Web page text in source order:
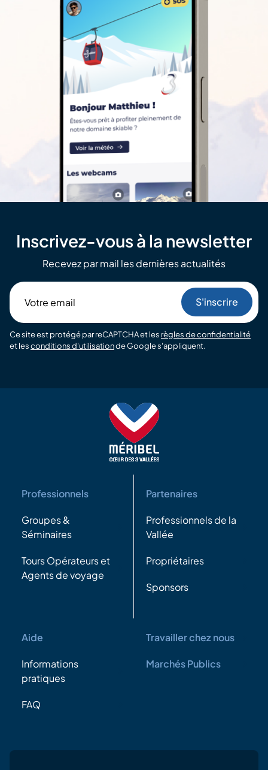
Inscrivez-vous à la newsletter
Recevez par mail les dernières actualités
email
Ce site est protégé par reCAPTCHA et les règles de confidentialité
et lesconditions d'utilisationde Google s'appliquent.
Professionnels
Groupes &
Séminaires
Tours Opérateurs et
Agents de voyage
Partenaires
Professionnels de la
Vallée
Propriétaires
Sponsors
Aide
Informations
pratiques
FAQ
Travailler chez nous
Marchés Publics